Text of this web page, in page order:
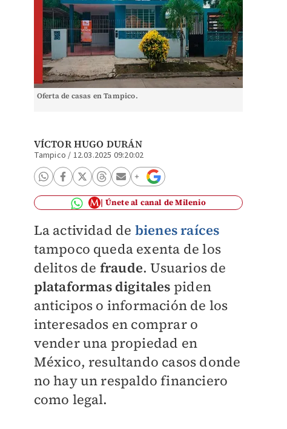
Oferta de casas en Tampico.
VÍCTOR HUGO DURÁN
Tampico / 12.03.2025 09:20:02
Únete al canal de Milenio
La actividad de bienes raíces
tampoco queda exenta de los
delitos de fraude. Usuarios de
plataformas digitales piden
anticipos o información de los
interesados en comprar o
vender una propiedad en
México, resultando casos donde
no hay un respaldo financiero
como legal.